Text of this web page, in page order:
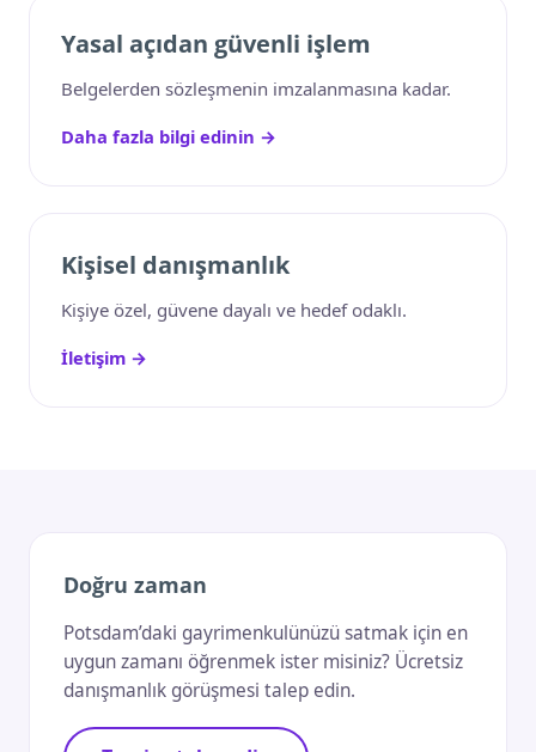
Yasal açıdan güvenli işlem
Belgelerden sözleşmenin imzalanmasına kadar.
Daha fazla bilgi edinin →
Kişisel danışmanlık
Kişiye özel, güvene dayalı ve hedef odaklı.
İletişim →
Doğru zaman
Potsdam’daki gayrimenkulünüzü satmak için en
uygun zamanı öğrenmek ister misiniz? Ücretsiz
danışmanlık görüşmesi talep edin.